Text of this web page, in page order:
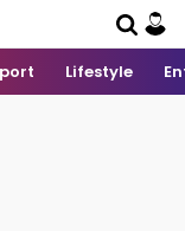
Lifestyle